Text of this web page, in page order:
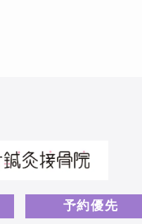
予約優先